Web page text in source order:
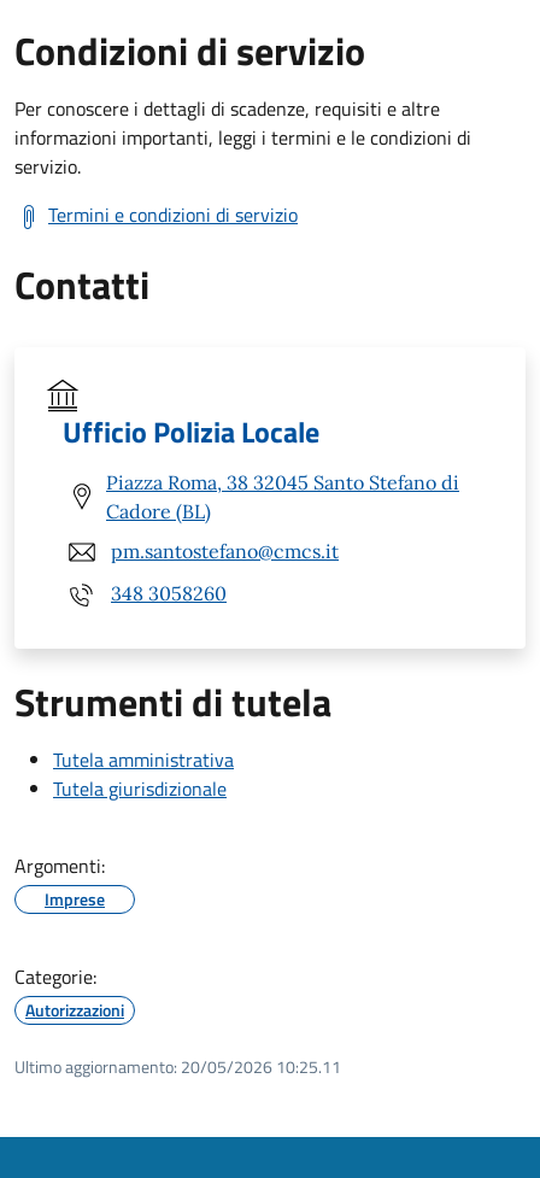
Condizioni di servizio
Per conoscere i dettagli di scadenze, requisiti e altre
informazioni importanti, leggi i termini e le condizioni di
servizio.
Termini e condizioni di servizio
Contatti
Ufficio Polizia Locale
Piazza Roma, 38 32045 Santo Stefano di
Cadore (BL)
pm.santostefano@cmcs.it
348 3058260
Strumenti di tutela
Tutela amministrativa
Tutela giurisdizionale
Argomenti:
Imprese
Categorie:
Autorizzazioni
Ultimo aggiornamento: 20/05/2026 10:25.11